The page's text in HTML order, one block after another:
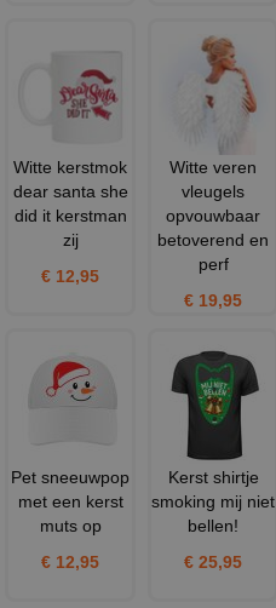
Witte kerstmok
dear santa she
did it kerstman
zij
€ 12,95
Witte veren
vleugels
opvouwbaar
betoverend en
perf
€ 19,95
Pet sneeuwpop
met een kerst
muts op
€ 12,95
Kerst shirtje
smoking mij niet
bellen!
€ 25,95